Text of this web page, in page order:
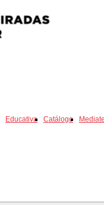
Educativa Catálogo